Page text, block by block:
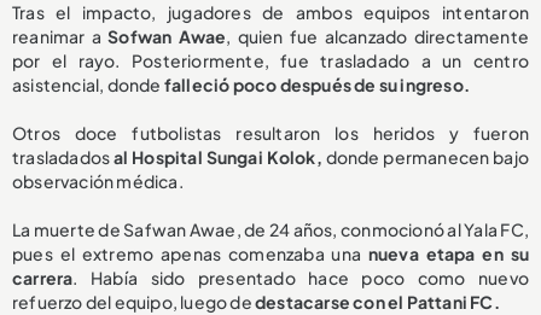
Tras el impacto, jugadores de ambos equipos intentaron
reanimar aSofwan Awae, quien fue alcanzado directamente
por el rayo. Posteriormente, fue trasladado a un centro
asistencial, donde falleció poco después de su ingreso.
Otros doce futbolistas resultaron los heridos y fueron
trasladadosal Hospital Sungai Kolok, donde permanecen bajo
observación médica.
La muerte de Safwan Awae, de 24 años, conmocionó al Yala FC,
pues el extremo apenas comenzaba una nueva etapa en su
carrera. Había sido presentado hace poco como nuevo
refuerzo del equipo, luego dedestacarse con el Pattani FC.